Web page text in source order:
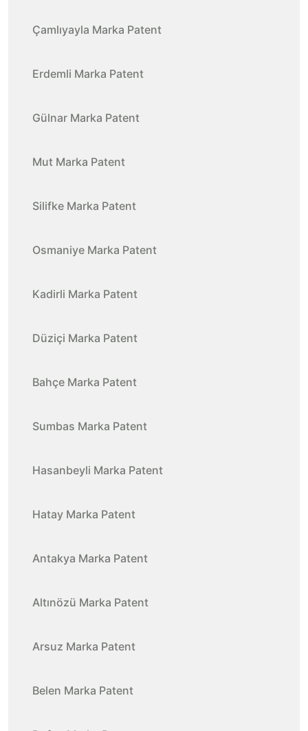
Çamlıyayla Marka Patent
Erdemli Marka Patent
Gülnar Marka Patent
Mut Marka Patent
Silifke Marka Patent
Osmaniye Marka Patent
Kadirli Marka Patent
Düziçi Marka Patent
Bahçe Marka Patent
Sumbas Marka Patent
Hasanbeyli Marka Patent
Hatay Marka Patent
Antakya Marka Patent
Altınözü Marka Patent
Arsuz Marka Patent
Belen Marka Patent